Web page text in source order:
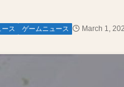
ス ゲームニュース March 1,